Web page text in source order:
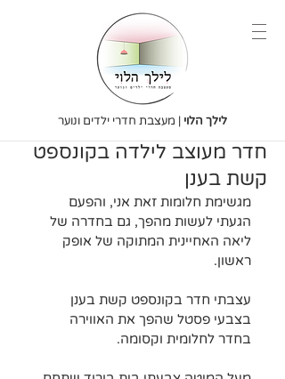
לילך הלוי | מעצבת חדרי ילדים ונוער
חדר מעוצב לילדה בקונספט
קשת בענן
מגשימת חלומות זאת אני, והפעם
הגעתי לעשות מהפך, גם בחדרה של
ליאה האחיינית המתוקה של אופק
ראשון.
עצבתי חדר בקונספט קשת בענן
בצבעי פסטל שהפך את האווירה
בחדר לחלומית וקסומה.